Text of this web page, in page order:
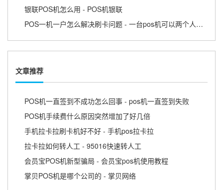
银联POS机怎么用 - POS机银联
POS一机一户怎么解决刷卡问题 - 一台pos机可以两个人用吗
文章推荐
POS机一直签到不成功怎么回事 - pos机一直签到失败
POS机手续费什么原因突然增加了好几倍
手机拉卡拉刷卡机好不好 - 手机pos拉卡拉
拉卡拉如何转人工 - 95016快速转人工
会员宝POS机新型骗局 - 会员宝pos机使用教程
掌贝POS机是哪个公司的 - 掌贝网络